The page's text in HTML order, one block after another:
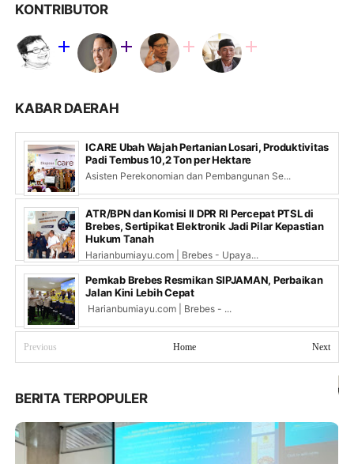
KONTRIBUTOR
KABAR DAERAH
ICARE Ubah Wajah Pertanian Losari, Produktivitas
Padi Tembus 10,2 Ton per Hektare
Asisten Perekonomian dan Pembangunan Se...
ATR/BPN dan Komisi II DPR RI Percepat PTSL di
Brebes, Sertipikat Elektronik Jadi Pilar Kepastian
Hukum Tanah
Harianbumiayu.com | Brebes - Upaya...
Pemkab Brebes Resmikan SIPJAMAN, Perbaikan
Jalan Kini Lebih Cepat
Harianbumiayu.com | Brebes - ...
Previous Next
Home
BERITA TERPOPULER